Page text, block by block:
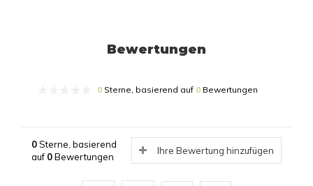
Bewertungen
0 Sterne, basierend auf 0 Bewertungen
0Sterne, basierend
auf 0Bewertungen
Ihre Bewertung hinzufügen